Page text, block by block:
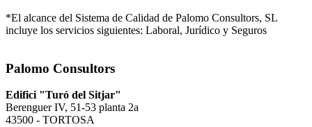
*El alcance del Sistema de Calidad de Palomo Consultors, SL
incluye los servicios siguientes: Laboral, Jurídico y Seguros
Palomo Consultors
Edifici "Turó del Sitjar"
Berenguer IV, 51-53 planta 2a
43500 - TORTOSA